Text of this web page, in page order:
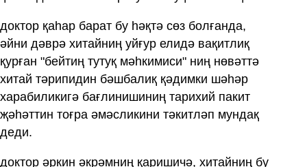
доктор қаһар барат бу һәқтә сөз болғанда,
әйни дәврә хитайниң уйғур елидә вақитлиқ
қурған "бейтиң тутуқ мәһкимиси" ниң нөвәттә
хитай тәрипидин бәшбалиқ қәдимки шәһәр
харабиликигә бағлинишиниң тарихий пакит
җәһәттин тоғра әмәсликини тәкитләп мундақ
деди.
доктор әркин әкрәмниң қаришичә, хитайниң бу